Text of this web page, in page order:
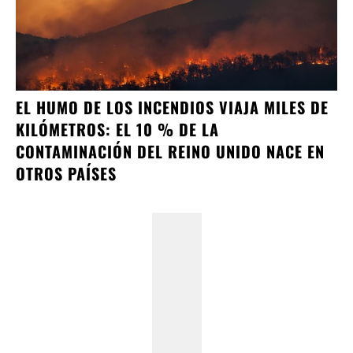
EL HUMO DE LOS INCENDIOS VIAJA MILES DE
KILÓMETROS: EL 10 % DE LA
CONTAMINACIÓN DEL REINO UNIDO NACE EN
OTROS PAÍSES